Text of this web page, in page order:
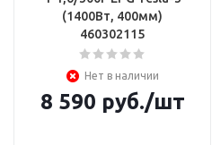
(1400Вт, 400мм)
460302115
Нет в наличии
8 590 руб./шт